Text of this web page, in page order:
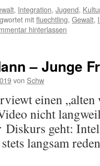
, Integration, Jugend,
mitfluechtling, Gewalt,
hinterlassen
– Junge
von Schw
einen
nicht
Diskurs geht:
langsam